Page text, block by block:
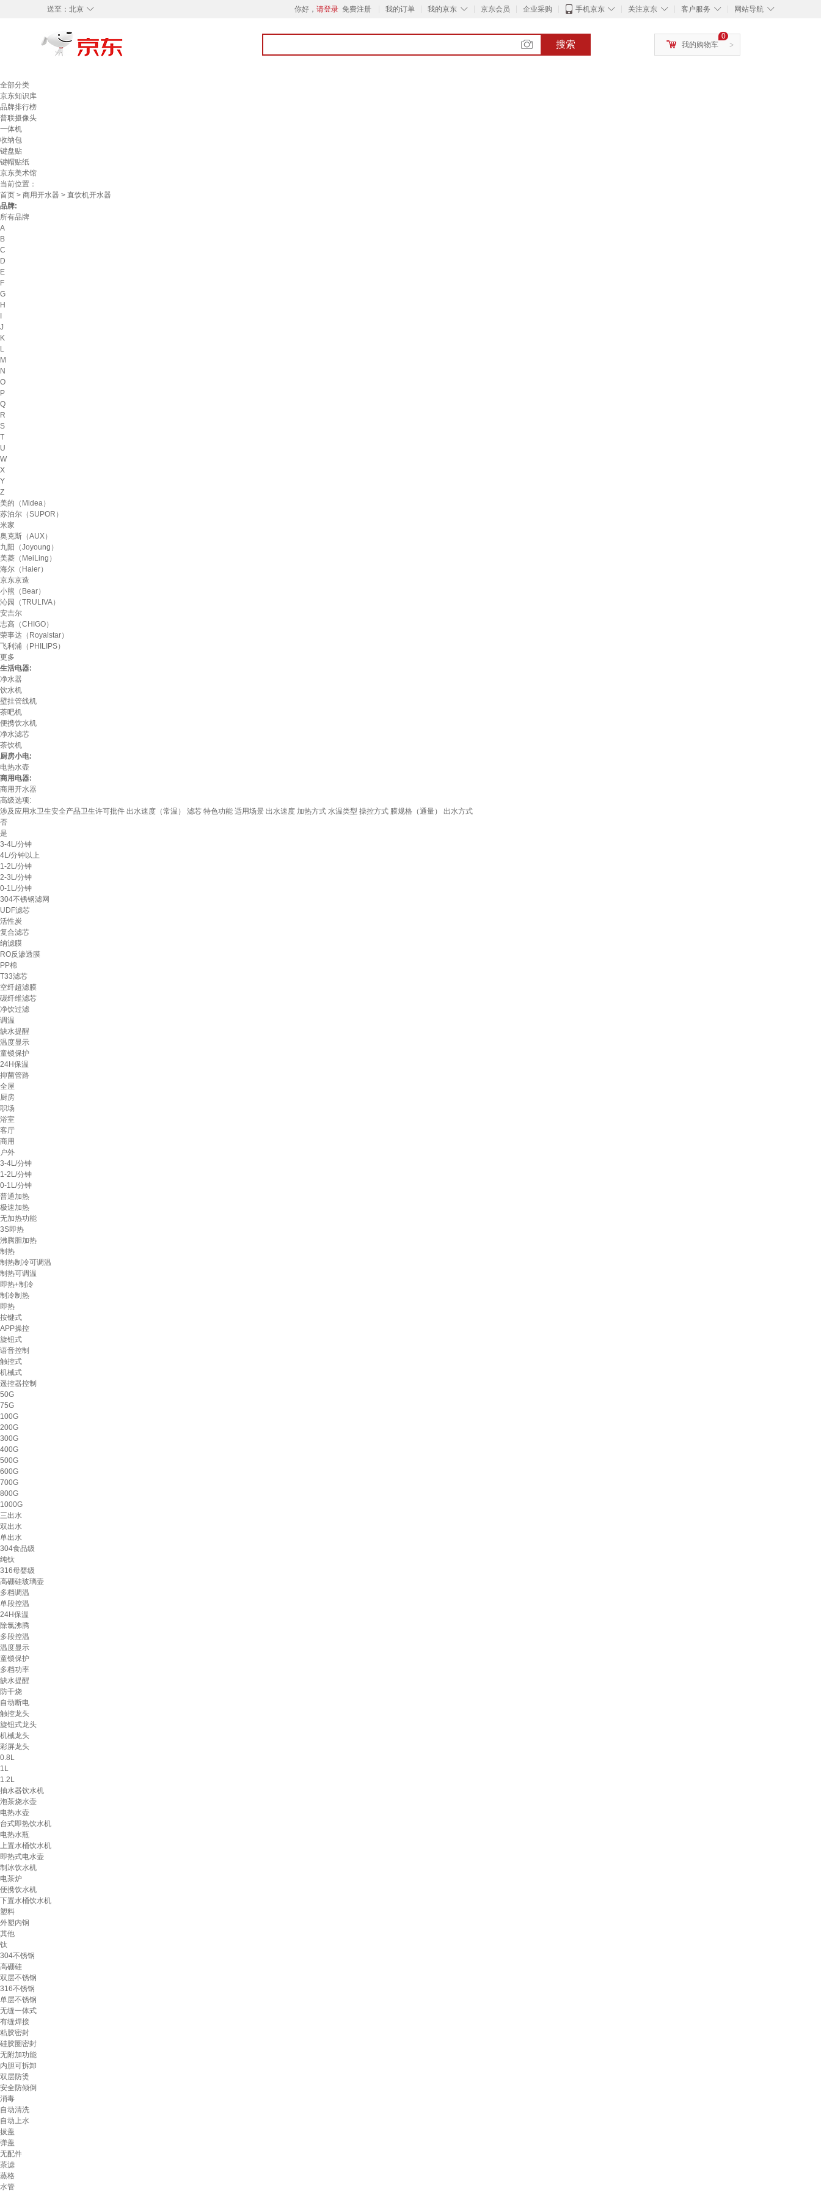
◇
送至： 北京 你好， 请登录 免费注册 我的订单 ◇
我的京东 京东会员 企业采购 ◇
手机京东 ◇
关注京东 ◇
客户服务 ◇
网站导航
搜索 >
0
我的购物车
全部分类
京东知识库
品牌排行榜
普联摄像头
一体机
收纳包
键盘贴
键帽贴纸
京东美术馆
当前位置：
首页 > 商用开水器 > 直饮机开水器
品牌:
所有品牌
A
B
C
D
E
F
G
H
J
K
L
M
N
O
P
Q
R
S
T
U
W
X
Y
Z
美的（Midea）
苏泊尔（SUPOR）
米家
奥克斯（AUX）
九阳（Joyoung）
美菱（MeiLing）
海尔（Haier）
京东京造
小熊（Bear）
沁园（TRULIVA）
安吉尔
志高（CHIGO）
荣事达（Royalstar）
飞利浦（PHILIPS）
更多
生活电器:
净水器
饮水机
壁挂管线机
茶吧机
便携饮水机
净水滤芯
茶饮机
厨房小电:
电热水壶
商用电器:
商用开水器
高级选项:
涉及应用水卫生安全产品卫生许可批件 出水速度（常温） 滤芯 特色功能 适用场景 出水速度 加热方式 水温类型 操控方式 膜规格（通量）
出水方式
否
是
3-4L/分钟
4L/分钟以上
1-2L/分钟
2-3L/分钟
0-1L/分钟
304不锈钢滤网
UDF滤芯
活性炭
复合滤芯
纳滤膜
RO反渗透膜
PP棉
T33滤芯
空纤超滤膜
碳纤维滤芯
净饮过滤
调温
缺水提醒
温度显示
童锁保护
24H保温
抑菌管路
全屋
厨房
职场
浴室
客厅
商用
户外
3-4L/分钟
1-2L/分钟
0-1L/分钟
普通加热
极速加热
无加热功能
3S即热
沸腾胆加热
制热
制热制冷可调温
制热可调温
即热+制冷
制冷制热
即热
按键式
APP操控
旋钮式
语音控制
触控式
机械式
遥控器控制
50G
75G
100G
200G
300G
400G
500G
600G
700G
800G
1000G
三出水
双出水
单出水
304食品级
纯钛
316母婴级
高硼硅玻璃壶
多档调温
单段控温
24H保温
除氯沸腾
多段控温
温度显示
童锁保护
多档功率
缺水提醒
防干烧
自动断电
触控龙头
旋钮式龙头
机械龙头
彩屏龙头
0.8L
1L
1.2L
抽水器饮水机
泡茶烧水壶
电热水壶
台式即热饮水机
电热水瓶
上置水桶饮水机
即热式电水壶
制冰饮水机
电茶炉
便携饮水机
下置水桶饮水机
塑料
外塑内钢
其他
钛
304不锈钢
高硼硅
双层不锈钢
316不锈钢
单层不锈钢
无缝一体式
有缝焊接
粘胶密封
硅胶圈密封
无附加功能
内胆可拆卸
双层防烫
安全防倾倒
消毒
自动清洗
自动上水
拔盖
弹盖
无配件
茶滤
蒸格
水管